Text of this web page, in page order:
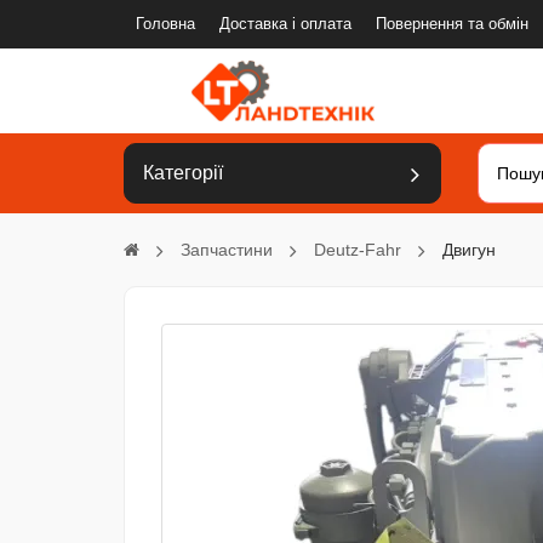
Головна Доставка і оплата Повернення та обмін
Категорії
Запчастини Deutz-Fahr Двигун